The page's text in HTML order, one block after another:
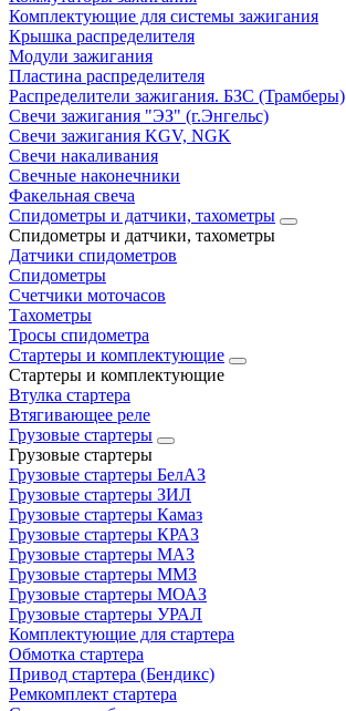
Комплектующие для системы зажигания
Крышка распределителя
Модули зажигания
Пластина распределителя
Распределители зажигания. БЗС (Трамберы)
Свечи зажигания "ЭЗ" (г.Энгельс)
Свечи зажигания KGV, NGK
Свечи накаливания
Свечные наконечники
Факельная свеча
Спидометры и датчики, тахометры
Спидометры и датчики, тахометры
Датчики спидометров
Спидометры
Счетчики моточасов
Тахометры
Тросы спидометра
Стартеры и комплектующие
Стартеры и комплектующие
Втулка стартера
Втягивающее реле
Грузовые стартеры
Грузовые стартеры
Грузовые стартеры БелАЗ
Грузовые стартеры ЗИЛ
Грузовые стартеры Камаз
Грузовые стартеры КРАЗ
Грузовые стартеры МАЗ
Грузовые стартеры ММЗ
Грузовые стартеры МОАЗ
Грузовые стартеры УРАЛ
Комплектующие для стартера
Обмотка стартера
Привод стартера (Бендикс)
Ремкомплект стартера